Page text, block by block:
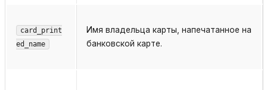
card_print
ed_name
Имя владельца карты, напечатанное на
банковской карте.